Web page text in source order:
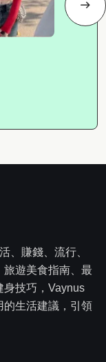
、賺錢、流行、
遊美食指南、最
身技巧，Vaynus
的生活建議，引領